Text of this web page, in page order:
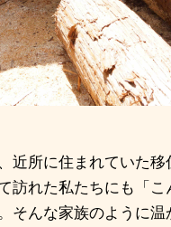
近所に住まれていた移
訪れた私たちにも「
そんな家族のように